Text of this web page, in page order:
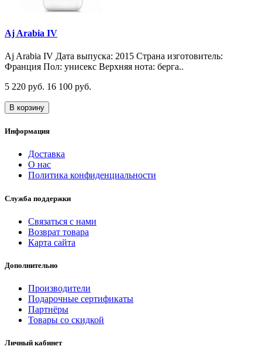
Aj Arabia IV
Aj Arabia IV Дата выпуска: 2015 Страна изготовитель:
Франция Пол: унисекс Верхняя нота: берга..
5 220 руб. 16 100 руб.
В корзину
Информация
Доставка
О нас
Политика конфиденциальности
Служба поддержки
Связаться с нами
Возврат товара
Карта сайта
Дополнительно
Производители
Подарочные сертификаты
Партнёры
Товары со скидкой
Личный кабинет